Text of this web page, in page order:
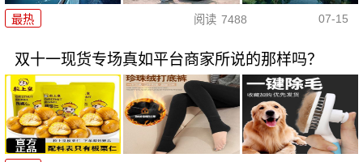
最热 阅读 7488 07-15
双十一现货专场真如平台商家所说的那样吗？